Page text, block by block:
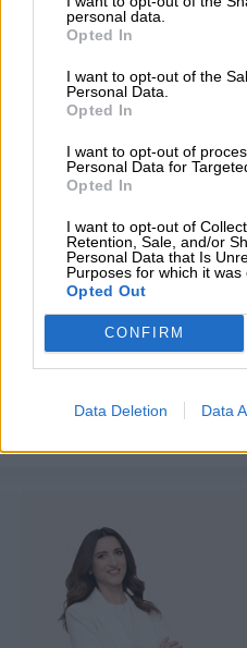
personal data.
Opted In
I want to opt-out of the
Personal Data.
Opted In
I want to opt-out of
Personal Data for
Opted In
I want to opt-out of
Retention, Sale, and/or
Personal Data that Is
Purposes for which it was
Opted Out
CONFIRM
Data Deletion Data
Χρ. Καπετάνος: Τιμή στη
Δυνάμεις
Αύριο Παρασκευή στο
του Αλκιβιάδη Χατζούλη
06/08/2026 , 19:52